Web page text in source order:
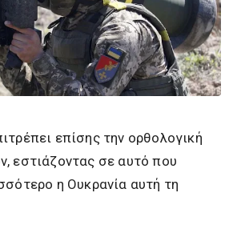
επίσης την ορθολογική
εστιάζοντας σε αυτό που
η Ουκρανία αυτή τη